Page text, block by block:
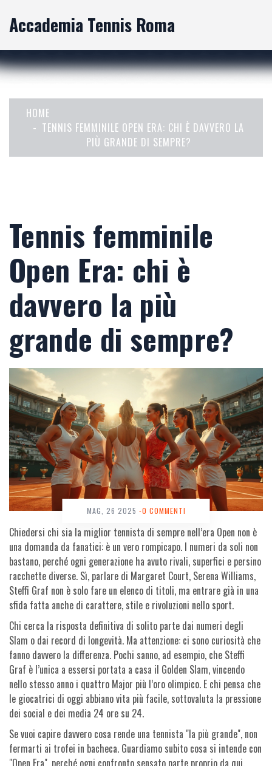
Accademia Tennis Roma
HOME
TENNIS FEMMINILE OPEN ERA: CHI È DAVVERO LA
PIÙ GRANDE DI SEMPRE?
Tennis femminile
Open Era: chi è
davvero la più
grande di sempre?
MAG, 26 2025 -0 COMMENTI
Chiedersi chi sia la miglior tennista di sempre nell’era Open non è
una domanda da fanatici: è un vero rompicapo. I numeri da soli non
bastano, perché ogni generazione ha avuto rivali, superfici e persino
racchette diverse. Sì, parlare di Margaret Court, Serena Williams,
Steffi Graf non è solo fare un elenco di titoli, ma entrare già in una
sfida fatta anche di carattere, stile e rivoluzioni nello sport.
Chi cerca la risposta definitiva di solito parte dai numeri degli
Slam o dai record di longevità. Ma attenzione: ci sono curiosità che
fanno davvero la differenza. Pochi sanno, ad esempio, che Steffi
Graf è l’unica a essersi portata a casa il Golden Slam, vincendo
nello stesso anno i quattro Major più l’oro olimpico. E chi pensa che
le giocatrici di oggi abbiano vita più facile, sottovaluta la pressione
dei social e dei media 24 ore su 24.
Se vuoi capire davvero cosa rende una tennista "la più grande", non
fermarti ai trofei in bacheca. Guardiamo subito cosa si intende con
"Open Era", perché ogni confronto sensato parte proprio da qui.